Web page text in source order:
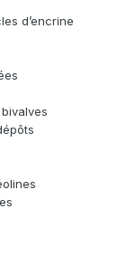
d’encrine